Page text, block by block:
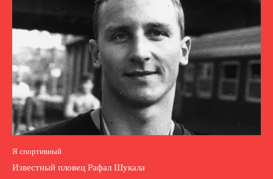
Я спортивный
Известный пловец Рафал Шукала